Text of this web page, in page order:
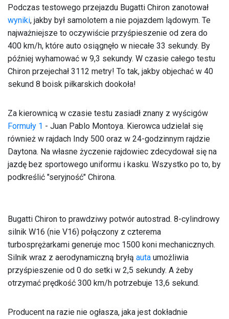
Podczas testowego przejazdu Bugatti Chiron zanotował
wyniki, jakby był samolotem a nie pojazdem lądowym. Te
najważniejsze to oczywiście przyśpieszenie od zera do
400 km/h, które auto osiągnęło w niecałe 33 sekundy. By
później wyhamować w 9,3 sekundy. W czasie całego testu
Chiron przejechał 3112 metry! To tak, jakby objechać w 40
sekund 8 boisk piłkarskich dookoła!
Za kierownicą w czasie testu zasiadł znany z wyścigów
Formuły 1 - Juan Pablo Montoya. Kierowca udzielał się
również w rajdach Indy 500 oraz w 24-godzinnym rajdzie
Daytona. Na własne życzenie rajdowiec zdecydował się na
jazdę bez sportowego uniformu i kasku. Wszystko po to, by
podkreślić "seryjność" Chirona.
Bugatti Chiron to prawdziwy potwór autostrad. 8-cylindrowy
silnik W16 (nie V16) połączony z czterema
turbosprężarkami generuje moc 1500 koni mechanicznych.
Silnik wraz z aerodynamiczną bryłą auta umożliwia
przyśpieszenie od 0 do setki w 2,5 sekundy. A żeby
otrzymać prędkość 300 km/h potrzebuje 13,6 sekund.
Producent na razie nie ogłasza, jaka jest dokładnie